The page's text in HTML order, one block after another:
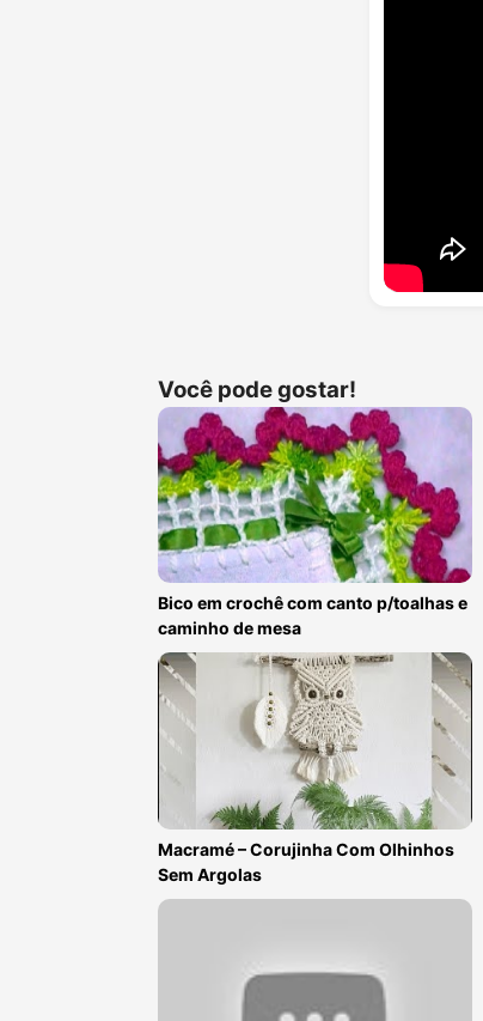
Você pode gostar!
Bico em crochê com canto p/toalhas e
caminho de mesa
Macramé – Corujinha Com Olhinhos
Sem Argolas